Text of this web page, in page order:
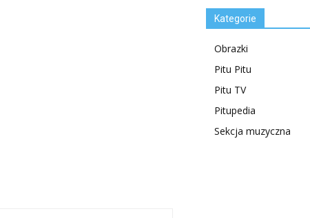
Kategorie
Obrazki
Pitu Pitu
Pitu TV
Pitupedia
Sekcja muzyczna